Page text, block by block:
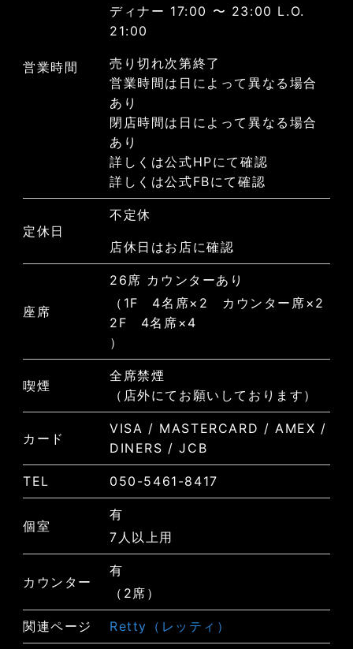
営業時間
ディナー 17:00 〜 23:00 L.O.
21:00
売り切れ次第終了
営業時間は日によって異なる場合
あり
閉店時間は日によって異なる場合
あり
詳しくは公式HPにて確認
詳しくは公式FBにて確認
定休日
不定休
店休日はお店に確認
座席
26席 カウンターあり
（1F 4名席×2 カウンター席×2
2F 4名席×4
）
喫煙
全席禁煙
（店外にてお願いしております）
カード
VISA / MASTERCARD / AMEX /
DINERS / JCB
TEL 050-5461-8417
個室
有
7人以上用
カウンター
有
（2席）
関連ページ Retty（レッティ）